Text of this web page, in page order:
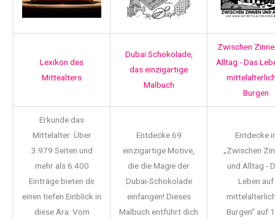
Lexikon des
Mittealters
Dubai Schokolade,
das einzigartige
Malbuch
Zwischen
Alltag - Das
Burgen
Erkunde das
Mittelalter: Über
3.979 Seiten und
mehr als 6.400
Einträge bieten dir
einen tiefen Einblick in
diese Ära. Vom
Entdecke 69
einzigartige Motive,
die die Magie der
Dubai-Schokolade
einfangen! Dieses
Malbuch entführt dich
Entdecke
„Zwischen
und Alltag -
Leben auf
Burgen“ auf